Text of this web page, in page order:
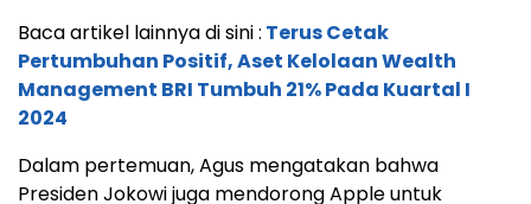
Baca artikel lainnya di sini : Terus Cetak
Pertumbuhan Positif, Aset Kelolaan Wealth
Management BRI Tumbuh 21% Pada Kuartal I
2024
Dalam pertemuan, Agus mengatakan bahwa
Presiden Jokowi juga mendorong Apple untuk